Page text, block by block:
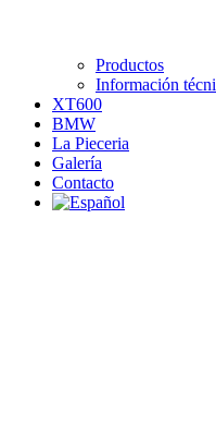
Productos
Información
XT600
BMW
La Pieceria
Galería
Contacto